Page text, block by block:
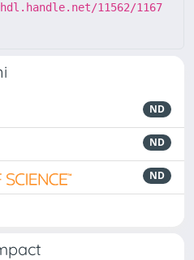
11562/1167
ND
ND
ND